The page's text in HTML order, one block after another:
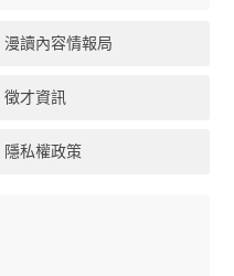
漫讀內容情報局
徵才資訊
隱私權政策